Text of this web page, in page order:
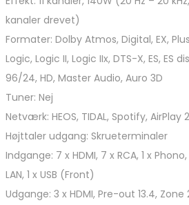
kanaler drevet)
Formater: Dolby Atmos, Digital, EX,
Logic, Logic II, Logic IIx, DTS-X, ES, ES
96/24, HD, Master Audio, Auro 3D
Tuner: Nej
Netværk: HEOS, TIDAL, Spotify, AirPlay
Højttaler udgang: Skrueterminaler
Indgange: 7 x HDMI, 7 x RCA, 1 x
LAN, 1 x USB (Front)
Udgange: 3 x HDMI, Pre-out 13.4, Zone